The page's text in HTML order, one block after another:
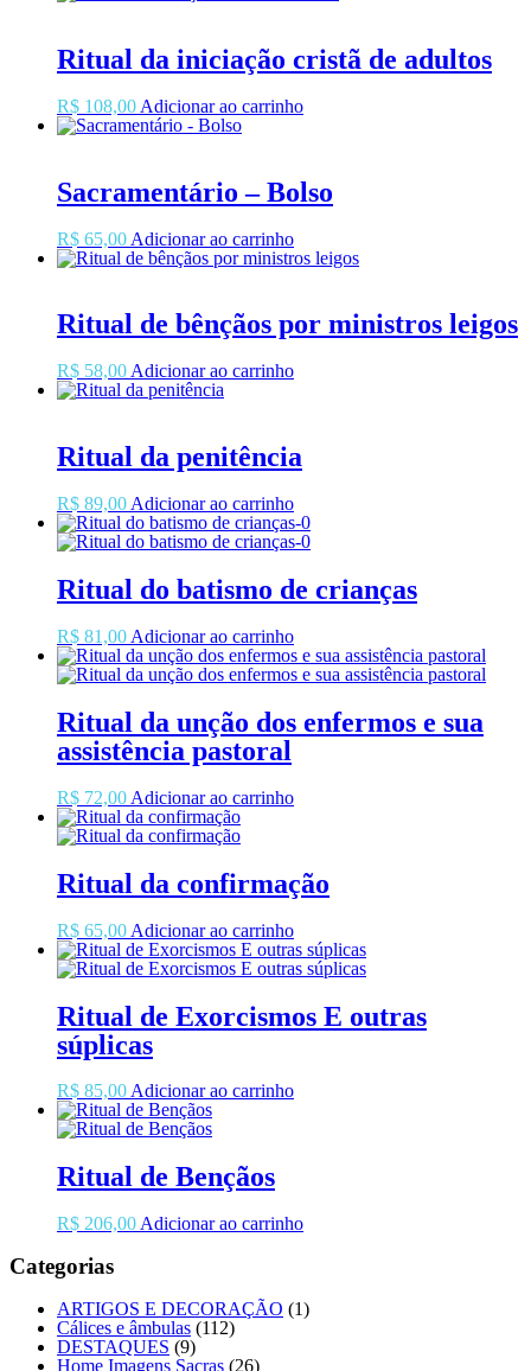
Ritual da iniciação cristã de adultos
R$ 108,00 Adicionar ao carrinho
Sacramentário – Bolso
R$ 65,00 Adicionar ao carrinho
Ritual de bênçãos por ministros leigos
R$ 58,00 Adicionar ao carrinho
Ritual da penitência
R$ 89,00 Adicionar ao carrinho
Ritual do batismo de crianças
R$ 81,00 Adicionar ao carrinho
Ritual da unção dos enfermos e sua
assistência pastoral
R$ 72,00 Adicionar ao carrinho
Ritual da confirmação
R$ 65,00 Adicionar ao carrinho
Ritual de Exorcismos E outras
súplicas
R$ 85,00Adicionar ao carrinho
Ritual de Bençãos
R$ 206,00 Adicionar ao carrinho
Categorias
ARTIGOS E DECORAÇÃO (1)
Cálices e âmbulas (112)
DESTAQUES (9)
Home Imagens Sacras (26)